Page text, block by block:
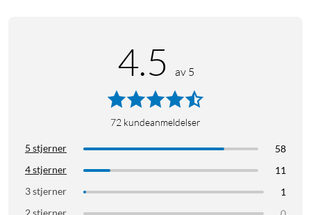
4.5 av 5
72 kundeanmeldelser
5 stjerner
58
4 stjerner
11
3 stjerner
1